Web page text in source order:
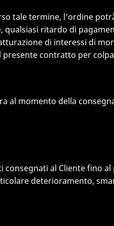
tale termine, l'ordine
ritardo di
di interessi di
contratto per
momento della
consegnati al Cliente fino
deterioramento,